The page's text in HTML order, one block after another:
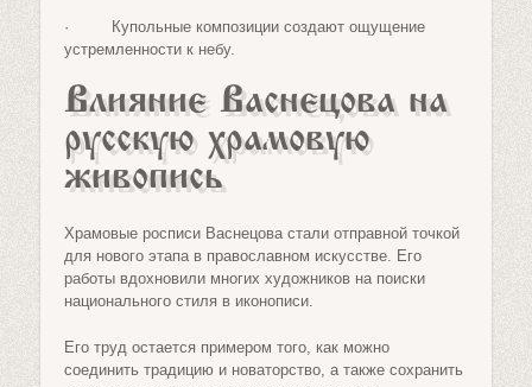
· Купольные композиции создают ощущение
устремленности к небу.
Влияние Васнецова на
русскую храмовую
живопись
Храмовые росписи Васнецова стали отправной точкой
для нового этапа в православном искусстве. Его
работы вдохновили многих художников на поиски
национального стиля в иконописи.
Его труд остается примером того, как можно
соединить традицию и новаторство, а также сохранить